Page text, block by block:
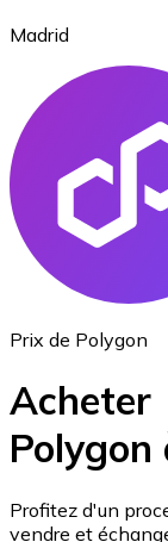
Ethereum
USD Coin
Madrid
Prix de Polygon
Acheter
Polygon
Profitez d'un
vendre et